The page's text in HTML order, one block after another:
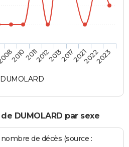
DUMOLARD
20102011201220132017202120222023
DUMOLARD par sexe
de décès (source :